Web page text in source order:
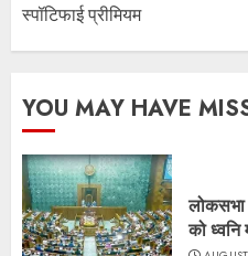
स्पॉटिफाई प्रीमियम
YOU MAY HAVE
लोकसभा
को